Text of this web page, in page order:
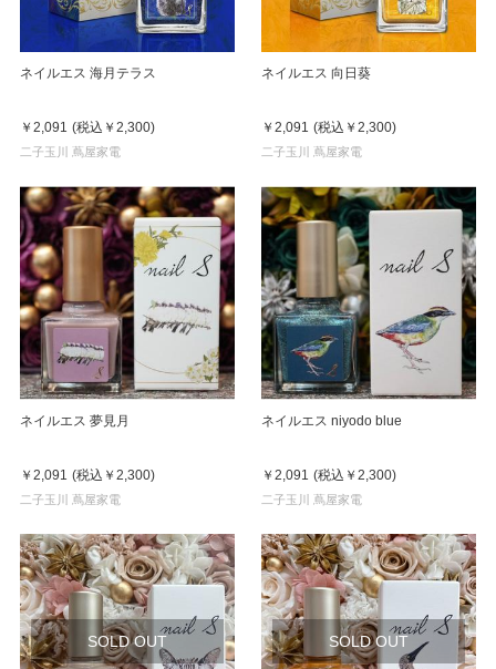
ネイルエス 海月テラス
￥2,091 (税込 ￥2,300)
二子玉川 蔦屋家電
ネイルエス 向日葵
￥2,091 (税込 ￥2,300)
二子玉川 蔦屋家電
ネイルエス 夢見月
￥2,091 (税込 ￥2,300)
二子玉川 蔦屋家電
ネイルエス niyodo blue
￥2,091 (税込 ￥2,300)
二子玉川 蔦屋家電
SOLD OUT SOLD OUT